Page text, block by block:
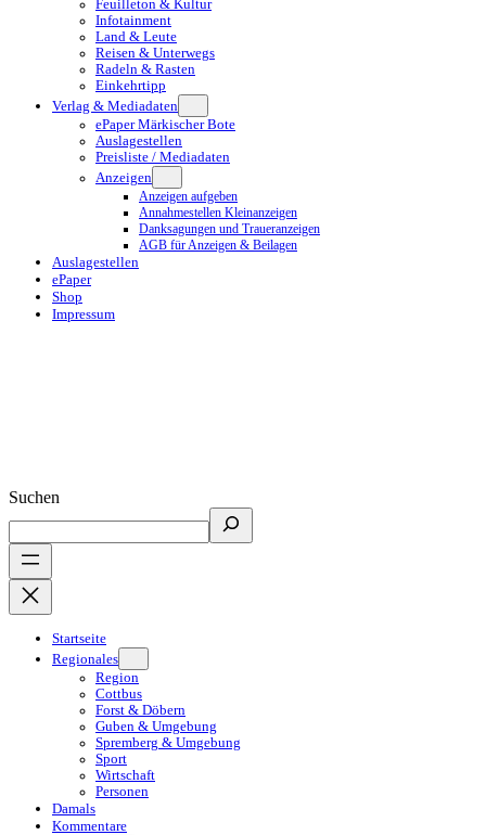
Feuilleton & Kultur
Infotainment
Land & Leute
Reisen & Unterwegs
Radeln & Rasten
Einkehrtipp
Verlag & Mediadaten
ePaper Märkischer Bote
Auslagestellen
Preisliste / Mediadaten
Anzeigen
Anzeigen aufgeben
Annahmestellen Kleinanzeigen
Danksagungen und Traueranzeigen
AGB für Anzeigen & Beilagen
Auslagestellen
ePaper
Shop
Impressum
Suchen
Startseite
Regionales
Region
Cottbus
Forst & Döbern
Guben & Umgebung
Spremberg & Umgebung
Sport
Wirtschaft
Personen
Damals
Kommentare